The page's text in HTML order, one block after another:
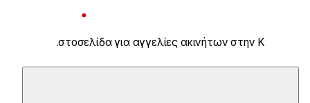
Η Νο 1 ιστοσελίδα για αγγελίες ακινήτων στην Κροατία